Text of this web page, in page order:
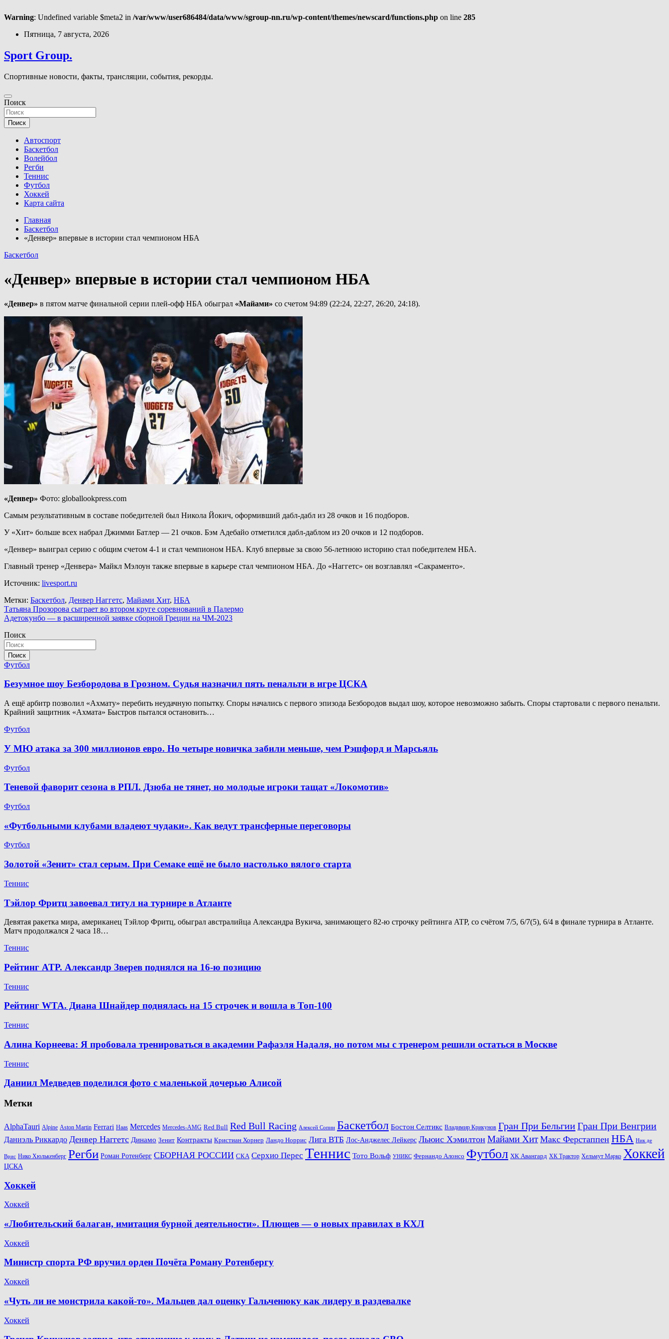
Warning: Undefined variable $meta2 in /var/www/user686484/data/www/sgroup-nn.ru/wp-content/themes/newscard/functions.php on line 285
Перейти
содержимому
Пятница, 7 августа, 2026
Sport Group.
Спортивные новости, факты, трансляции, события, рекорды.
Поиск
Поиск
Автоспорт
Баскетбол
Волейбол
Регби
Теннис
Футбол
Хоккей
Карта сайта
Главная
Баскетбол
«Денвер» впервые в истории стал чемпионом НБА
Баскетбол
«Денвер» впервые в истории стал чемпионом НБА
«Денвер» в пятом матче финальной серии плей-офф НБА обыграл «Майами» со счетом 94:89 (22:24, 22:27, 26:20, 24:18).
«Денвер» Фото: globallookpress.com
Самым результативным в составе победителей был Никола Йокич, оформивший дабл-дабл из 28 очков и 16 подборов.
У «Хит» больше всех набрал Джимми Батлер — 21 очков. Бэм Адебайо отметился дабл-даблом из 20 очков и 12 подборов.
«Денвер» выиграл серию с общим счетом 4-1 и стал чемпионом НБА. Клуб впервые за свою 56-летнюю историю стал победителем НБА.
Главный тренер «Денвера» Майкл Мэлоун также впервые в карьере стал чемпионом НБА. До «Наггетс» он возглавлял «Сакраменто».
Источник: livesport.ru
Метки: Баскетбол, Денвер Наггетс, Майами Хит, НБА
Навигация
по
записям
Татьяна Прозорова сыграет во втором круге соревнований в Палермо
Адетокунбо — в расширенной заявке сборной Греции на ЧМ-2023
Поиск
Поиск
Футбол
Безумное шоу Безбородова в Грозном. Судья назначил пять пенальти в игре ЦСКА
А ещё арбитр позволил «Ахмату» перебить неудачную попытку. Споры начались с первого эпизода Безбородов выдал шоу, которое невозможно забыть. Споры стартовали с первого пенальти.
Крайний защитник «Ахмата» Быстров пытался остановить…
Футбол
У МЮ атака за 300 миллионов евро. Но четыре новичка забили меньше, чем Рэшфорд и Марсьяль
Футбол
Теневой фаворит сезона в РПЛ. Дзюба не тянет, но молодые игроки тащат «Локомотив»
Футбол
«Футбольными клубами владеют чудаки». Как ведут трансферные переговоры
Футбол
Золотой «Зенит» стал серым. При Семаке ещё не было настолько вялого старта
Теннис
Тэйлор Фритц завоевал титул на турнире в Атланте
Девятая ракетка мира, американец Тэйлор Фритц, обыграл австралийца Александра Вукича, занимающего 82-ю строчку рейтинга ATP, со счётом 7/5, 6/7(5), 6/4 в финале турнира в Атланте.
Матч продолжался 2 часа 18…
Теннис
Рейтинг ATP. Александр Зверев поднялся на 16-ю позицию
Теннис
Рейтинг WTA. Диана Шнайдер поднялась на 15 строчек и вошла в Топ-100
Теннис
Алина Корнеева: Я пробовала тренироваться в академии Рафаэля Надаля, но потом мы с тренером решили остаться в Москве
Теннис
Даниил Медведев поделился фото с маленькой дочерью Алисой
Метки
AlphaTauri Alpine Aston Martin Ferrari Haas Mercedes Mercedes-AMG Red Bull Red Bull Racing Алексей Сопин Баскетбол Бостон Селтикс Владимир Крикунов Гран При БельгииГран При Венгрии
Даниэль Риккардо Денвер Наггетс Динамо Зенит Контракты Кристиан Хорнер Ландо Норрис Лига ВТБ Лос-Анджелес Лейкерс Льюис Хэмилтон Майами Хит Макс Ферстаппен НБА Ник де
Врис Нико Хюлькенберг Регби Роман Ротенберг СБОРНАЯ РОССИИ СКА Серхио Перес Теннис Тото Вольф УНИКС Фернандо Алонсо Футбол ХК Авангард ХК Трактор Хельмут Марко Хоккей
ЦСКА
Хоккей
Хоккей
«Любительский балаган, имитация бурной деятельности». Плющев — о новых правилах в КХЛ
Хоккей
Министр спорта РФ вручил орден Почёта Роману Ротенбергу
Хоккей
«Чуть ли не монстрила какой-то». Мальцев дал оценку Гальченюку как лидеру в раздевалке
Хоккей